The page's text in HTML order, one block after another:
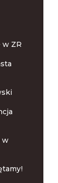
w ZR
w